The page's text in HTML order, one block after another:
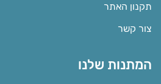
תקנון האתר
צור קשר
המתנות שלנו